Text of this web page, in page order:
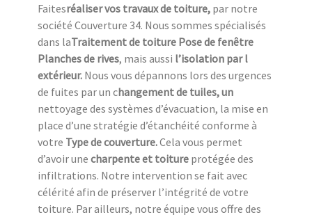
Faitesréaliser vos travaux de toiture, par notre
société Couverture 34. Nous sommes spécialisés
dans laTraitement de toiture Pose de fenêtre
Planches de rives, mais aussi l’isolation par l
extérieur. Nous vous dépannons lors des urgences
de fuites par un changement de tuiles, un
nettoyage des systèmes d’évacuation, la mise en
place d’une stratégie d’étanchéité conforme à
votre Type de couverture.Cela vous permet
d’avoir une charpente et toiture protégée des
infiltrations. Notre intervention se fait avec
célérité afin de préserver l’intégrité de votre
toiture. Par ailleurs, notre équipe vous offre des